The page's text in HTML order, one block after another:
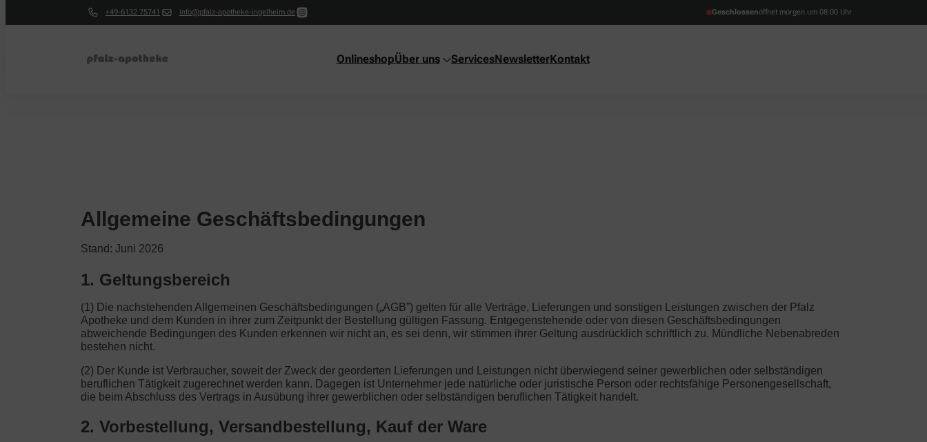
+49-6132 75741 info@pfalz-apotheke-ingelheim.de Geschlossenöffnet morgen um 08:00 Uhr
OnlineshopÜber uns ServicesNewsletterKontakt
Allgemeine Geschäftsbedingungen
Stand: Juni 2026
1. Geltungsbereich
(1) Die nachstehenden Allgemeinen Geschäftsbedingungen („AGB”) gelten für alle Verträge, Lieferungen und sonstigen Leistungen zwischen der Pfalz
Apotheke und dem Kunden in ihrer zum Zeitpunkt der Bestellung gültigen Fassung. Entgegenstehende oder von diesen Geschäftsbedingungen
abweichende Bedingungen des Kunden erkennen wir nicht an, es sei denn, wir stimmen ihrer Geltung ausdrücklich schriftlich zu. Mündliche Nebenabreden
bestehen nicht.
(2) Der Kunde ist Verbraucher, soweit der Zweck der georderten Lieferungen und Leistungen nicht überwiegend seiner gewerblichen oder selbständigen
beruflichen Tätigkeit zugerechnet werden kann. Dagegen ist Unternehmer jede natürliche oder juristische Person oder rechtsfähige Personengesellschaft,
die beim Abschluss des Vertrags in Ausübung ihrer gewerblichen oder selbständigen beruflichen Tätigkeit handelt.
2. Vorbestellung, Versandbestellung, Kauf der Ware